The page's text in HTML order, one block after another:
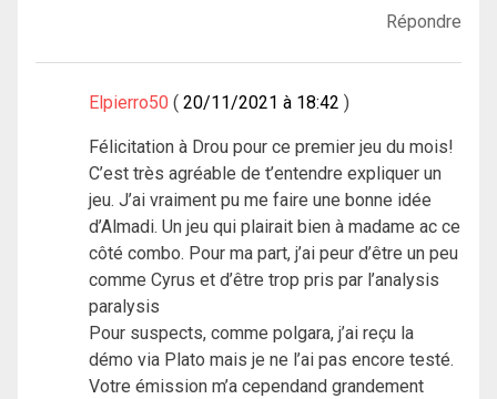
Répondre
Elpierro50 20/11/2021 à 18:42
Félicitation à Drou pour ce premier jeu du mois!
C’est très agréable de t’entendre expliquer un
jeu. J’ai vraiment pu me faire une bonne idée
d’Almadi. Un jeu qui plairait bien à madame ac ce
côté combo. Pour ma part, j’ai peur d’être un peu
comme Cyrus et d’être trop pris par l’analysis
paralysis
Pour suspects, comme polgara, j’ai reçu la
démo via Plato mais je ne l’ai pas encore testé.
Votre émission m’a cependand grandement